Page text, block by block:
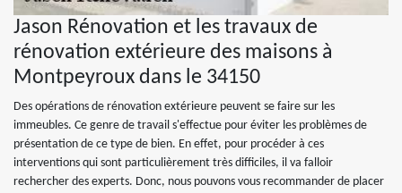
Jason Rénovation et les travaux de
rénovation extérieure des maisons à
Montpeyroux dans le 34150
Des opérations de rénovation extérieure peuvent se faire sur les
immeubles. Ce genre de travail s'effectue pour éviter les problèmes de
présentation de ce type de bien. En effet, pour procéder à ces
interventions qui sont particulièrement très difficiles, il va falloir
rechercher des experts. Donc, nous pouvons vous recommander de placer